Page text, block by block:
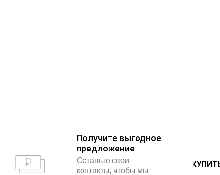
Получитe выгодное
предложение
Оставьте свои
контакты, чтобы мы